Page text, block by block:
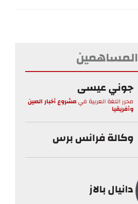
المساهمين
جوني عيسى
محرر اللغة العربية فيمشروع أخبار الصين
وأفريقيا
وكالة فرانس برس
دانيال بالاز